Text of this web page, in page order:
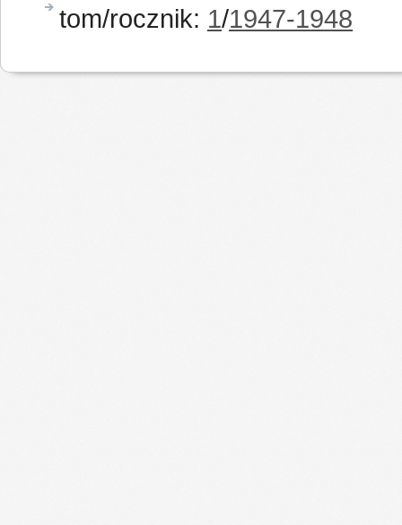
tom/rocznik: 1/1947-1948